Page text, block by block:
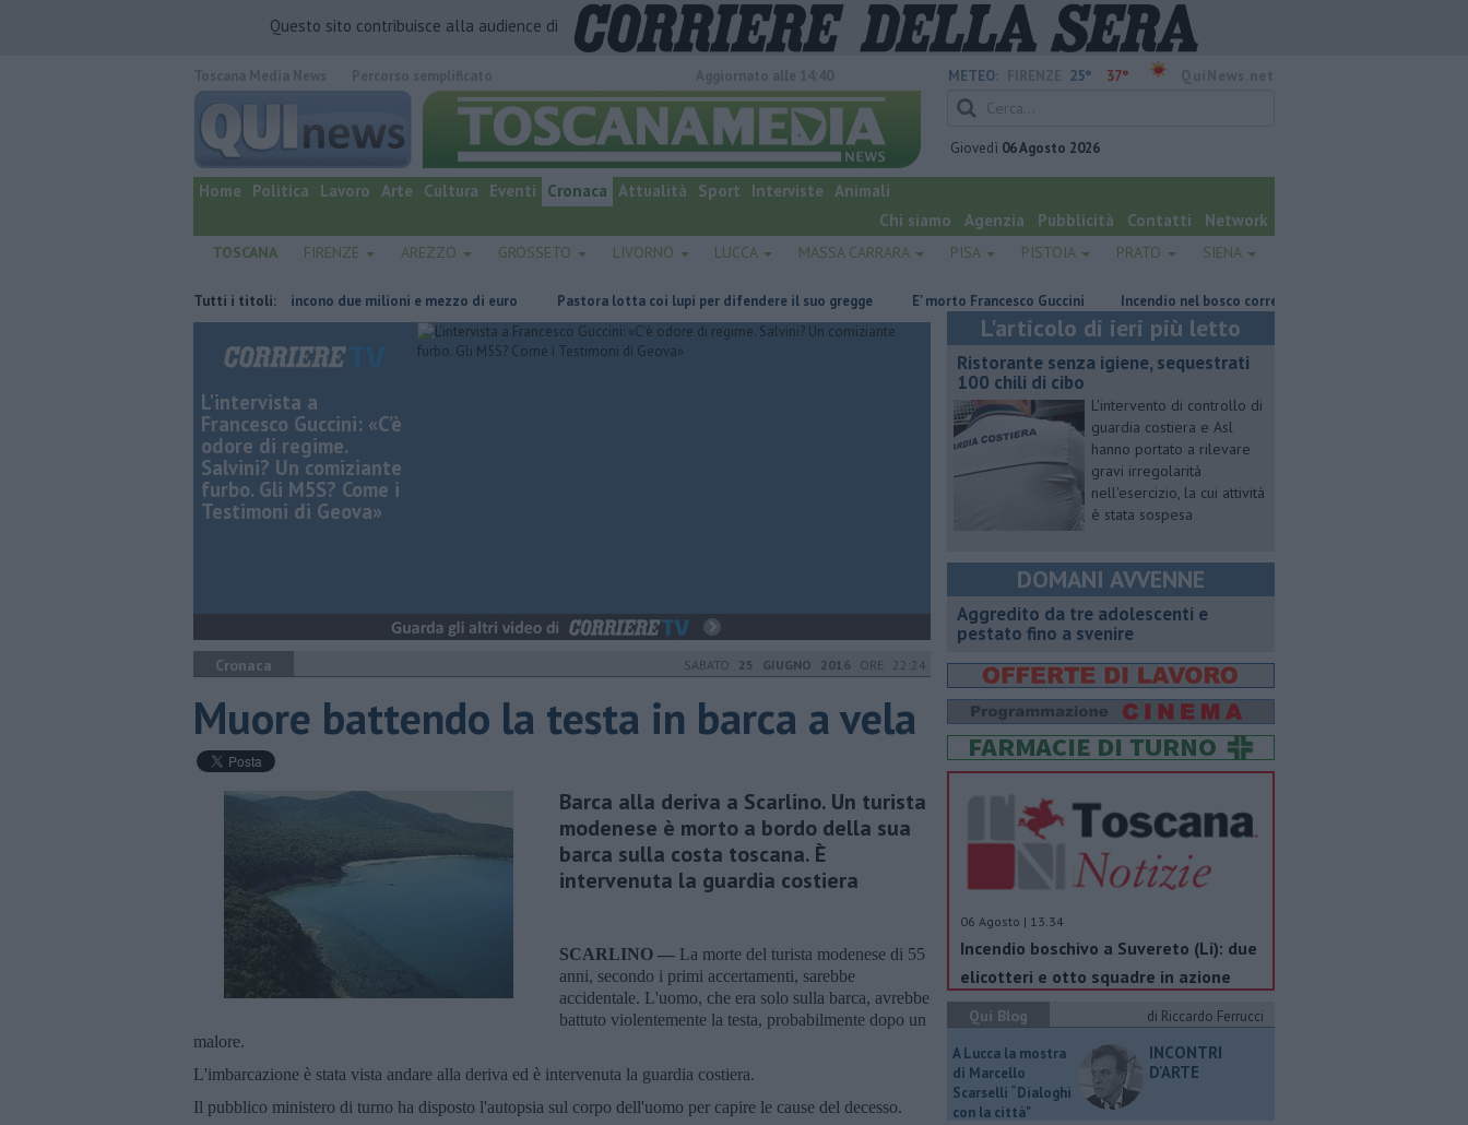
Questo sito contribuisce alla audience di
quotidiano online.
METEO: 25° 37°
Giovedì 06 Agosto 2026
Home Politica Lavoro Arte Cultura Eventi Cronaca Attualità Sport Interviste Animali
Chi siamo
Agenzia Pubblicità Contatti Network
TOSCANA FIRENZE AREZZO GROSSETO LIVORNO LUCCA MASSA CARRARA PISA PISTOIA PRATO SIENA
Tutti i titoli:
Grattano e vincono due milioni e mezzo di euro Pastora lotta coi lupi per difendere il suo gregge E' morto Francesco Guccini Incendio nel bosco corre sotto la linea elettrica
L'intervista a
Francesco Guccini: «C’è
odore di regime.
Salvini? Un comiziante
furbo. Gli M5S? Come i
Testimoni di Geova»
Cronaca SABATO 25 GIUGNO 2016 ORE 22:24
Muore battendo la testa in barca a vela
Barca alla deriva a Scarlino. Un turista
modenese è morto a bordo della sua
barca sulla costa toscana. È
intervenuta la guardia costiera
SCARLINO — La morte del turista modenese di 55
anni, secondo i primi accertamenti, sarebbe
accidentale. L'uomo, che era solo sulla barca, avrebbe
battuto violentemente la testa, probabilmente dopo un
malore.
L'imbarcazione è stata vista andare alla deriva ed è intervenuta la guardia costiera.
Il pubblico ministero di turno ha disposto l'autopsia sul corpo dell'uomo per capire le cause del decesso.
L'articolo di ieri più letto
Ristorante senza igiene, sequestrati
100 chili di cibo
L'intervento di controllo di
guardia costiera e Asl
hanno portato a rilevare
gravi irregolarità
nell'esercizio, la cui attività
è stata sospesa
DOMANI AVVENNE
Aggredito da tre adolescenti e
pestato fino a svenire
06 Agosto | 13.34
Incendio boschivo a Suvereto (Li): due
elicotteri e otto squadre in azione
Qui Blog
di Riccardo Ferrucci
A Lucca la mostra
di Marcello
Scarselli “Dialoghi
con la città"
INCONTRI
D'ARTE